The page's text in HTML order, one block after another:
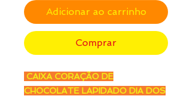
Adicionar ao carrinho
Comprar
CAIXA CORAÇÃO DE
CHOCOLATE LAPIDADO DIA DOS